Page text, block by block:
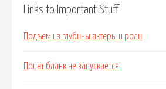
Links to Important Stuff
Подъем из глубины актеры и роли
Поинт бланк не запускается